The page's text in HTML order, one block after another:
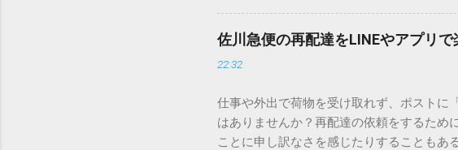
この方法をマスターすれば、もう難しい漢
が出てこないのか？ そもそも、なぜ普通
認識する仕組みにあります。 日本のパソ
準」「第2水準」といった形で整理されて
「Unicode（ユニコード）」や「JISコー
所」のような番号が割り振られています。
佐川急便の再配達をLINEやアプリ
22:32
仕事や外出で荷物を受け取れず、ポストに
はありませんか？再配達の依頼をするため
ことに申し訳なさを感じたりすることもあ